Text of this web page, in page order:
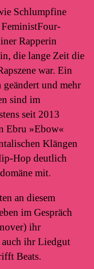
Schlumpfine
FeministFour-
Rapperin
die lange Zeit die
war. Ein
und mehr
sind im
seit 2013
Ebru »Ebow«
Klängen
Hop deutlich
mit.
an diesem
im Gespräch
ihr
ihr Liedgut
Beats.